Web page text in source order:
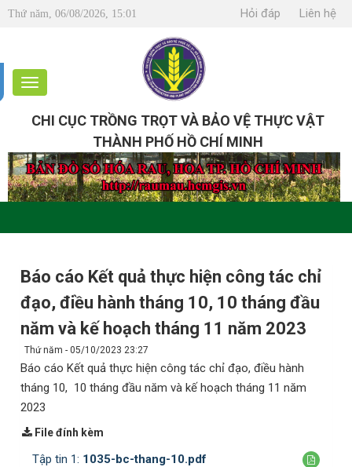
Thứ năm, 06/08/2026, 15:01 Hỏi đáp Liên hệ
CHI CỤC TRỒNG TRỌT VÀ BẢO VỆ THỰC VẬT
THÀNH PHỐ HỒ CHÍ MINH
Báo cáo Kết quả thực hiện công tác chỉ
đạo, điều hành tháng 10, 10 tháng đầu
năm và kế hoạch tháng 11 năm 2023
Thứ năm - 05/10/2023 23:27
Báo cáo Kết quả thực hiện công tác chỉ đạo, điều hành
tháng 10, 10 tháng đầu năm và kế hoạch tháng 11 năm
2023
File đính kèm
Tập tin 1: 1035-bc-thang-10.pdf